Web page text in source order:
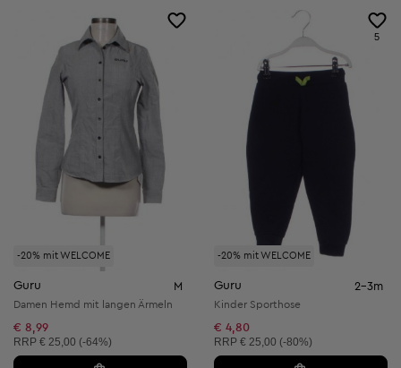
-20% mit WELCOME
Guru M
Damen Hemd mit langen Ärmeln
€ 8,99
Unverbindliche Preisempfehlung:
RRP € 25,00 (-64%)
-20% mit WELCOME
5
Guru 2-3m
Kinder Sporthose
€ 4,80
Unverbindliche Preisempfehlung:
RRP € 25,00 (-80%)